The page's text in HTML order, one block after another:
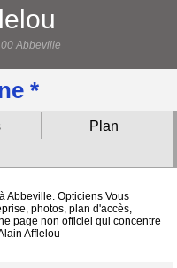
Abbeville
*
Plan
Abbeville. Opticiens Vous
photos, plan d'accès,
page non officiel qui concentre
Afflelou